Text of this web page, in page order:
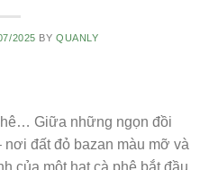
2025 BYQUANLY
Giữa những ngọn đồi
đất đỏ bazan màu mỡ và
của một hạt cà phê bắt đầu.